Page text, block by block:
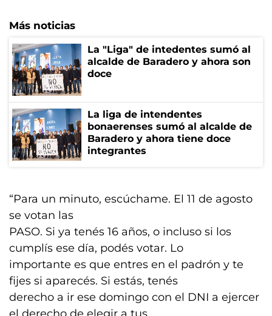
Más noticias
La "Liga" de intedentes sumó al
alcalde de Baradero y ahora son
doce
La liga de intendentes
bonaerenses sumó al alcalde de
Baradero y ahora tiene doce
integrantes
“Para un minuto, escúchame. El 11 de agosto
se votan las
PASO. Si ya tenés 16 años, o incluso si los
cumplís ese día, podés votar. Lo
importante es que entres en el padrón y te
fijes si aparecés. Si estás, tenés
derecho a ir ese domingo con el DNI a ejercer